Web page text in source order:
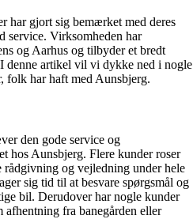
har gjort sig bemærket med deres
service. Virksomheden har
og Aarhus og tilbyder et bredt
denne artikel vil vi dykke ned i nogle
folk har haft med Aunsbjerg.
den gode service og
hos Aunsbjerg. Flere kunder roser
rådgivning og vejledning under hele
sig tid til at besvare spørgsmål og
bil. Derudover har nogle kunder
afhentning fra banegården eller